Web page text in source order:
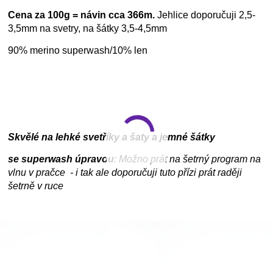
Cena za 100g = návin cca 366m. Jehlice doporučuji 2,5-
3,5mm na svetry, na šátky 3,5-4,5mm
90% merino superwash/10% len
Skvělé na lehké svetříky a šaty a jemné šátky
se superwash úpravou: Možno prát na šetrný program na
vlnu v pračce - i tak ale doporučuji tuto přízi prát raději
šetrně v ruce